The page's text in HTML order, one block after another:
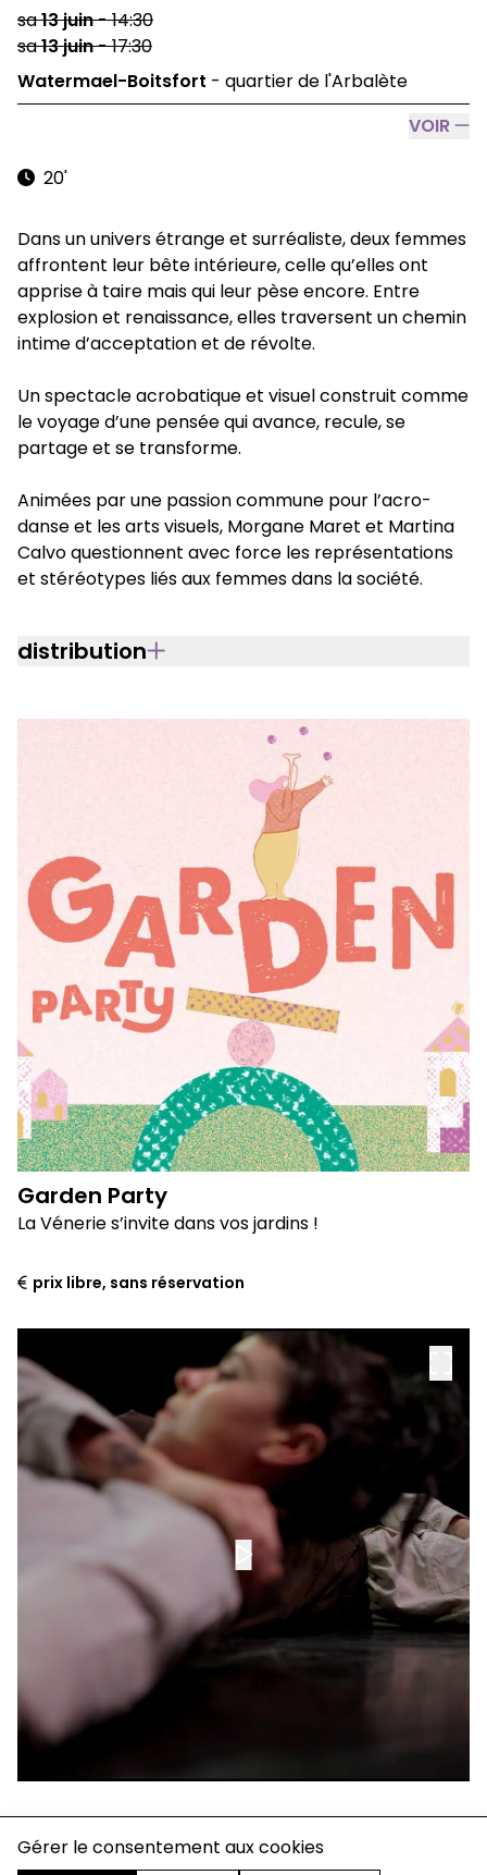
Gérer le consentement aux cookies
sa13juin-14:30
sa13juin-17:30
Watermael-Boitsfort - quartier de l'Arbalète
VOIR
20'
Dans un univers étrange et surréaliste, deux femmes
affrontent leur bête intérieure, celle qu’elles ont
apprise à taire mais qui leur pèse encore. Entre
explosion et renaissance, elles traversent un chemin
intime d’acceptation et de révolte.
Un spectacle acrobatique et visuel construit comme
le voyage d’une pensée qui avance, recule, se
partage et se transforme.
Animées par une passion commune pour l’acro-
danse et les arts visuels, Morgane Maret et Martina
Calvo questionnent avec force les représentations
et stéréotypes liés aux femmes dans la société.
distribution
Garden Party
La Vénerie s’invite dans vos jardins !
prix libre, sans réservation
charte de confidentialité
mentions légales